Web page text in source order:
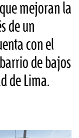
mejoran la
de un
con el
de bajos
de Lima.